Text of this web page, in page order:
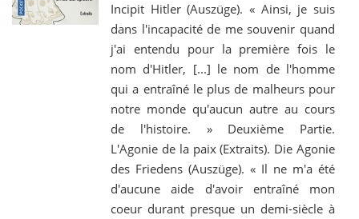
Incipit Hitler (Auszüge). « Ainsi, je suis
dans l'incapacité de me souvenir quand
j'ai entendu pour la première fois le
nom d'Hitler, [...] le nom de l'homme
qui a entraîné le plus de malheurs pour
notre monde qu'aucun autre au cours
de l'histoire. » Deuxième Partie.
L'Agonie de la paix (Extraits). Die Agonie
des Friedens (Auszüge). « Il ne m'a été
d'aucune aide d'avoir entraîné mon
coeur durant presque un demi-siècle à